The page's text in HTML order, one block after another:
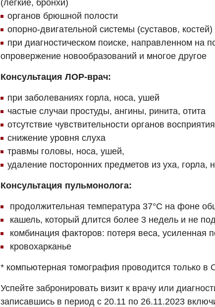
(легкие, бронхи)
органов брюшной полости
опорно-двигательной системы (суставов, костей)
при диагностическом поиске, направленном на
опровержение новообразований и многое другое
Консультация ЛОР-врач:
при заболеваниях горла, носа, ушей
частые случаи простуды, ангины, ринита, отита
отсутствие чувствительности органов
снижение уровня слуха
травмы головы, носа, ушей,
удаление посторонних предметов из уха, горла,
Консультация пульмонолога:
продолжительная температура 37°C на фоне
кашель, который длится более 3 недель и не
комбинация факторов: потеря веса, усиленная
кровохарканье
* компьютерная томография проводится только в
Успейте забронировать визит к врачу или
записавшись в период с 20.11 по 26.11.2023